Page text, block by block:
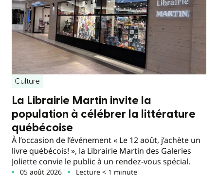
Culture
La Librairie Martin invite la
population à célébrer la littérature
québécoise
À l’occasion de l’événement « Le 12 août, j’achète un
livre québécois! », la Librairie Martin des Galeries
Joliette convie le public à un rendez-vous spécial.
05 août 2026 Lecture < 1 minute